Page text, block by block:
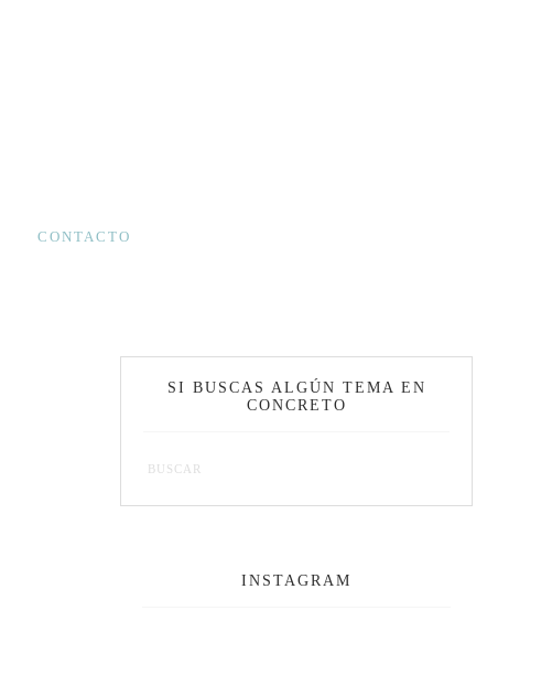
CONTACTO
SI BUSCAS ALGÚN TEMA EN
CONCRETO
INSTAGRAM